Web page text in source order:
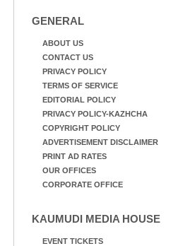
GENERAL
ABOUT US
CONTACT US
PRIVACY POLICY
TERMS OF SERVICE
EDITORIAL POLICY
PRIVACY POLICY-KAZHCHA
COPYRIGHT POLICY
ADVERTISEMENT DISCLAIMER
PRINT AD RATES
OUR OFFICES
CORPORATE OFFICE
KAUMUDI MEDIA HOUSE
EVENT TICKETS